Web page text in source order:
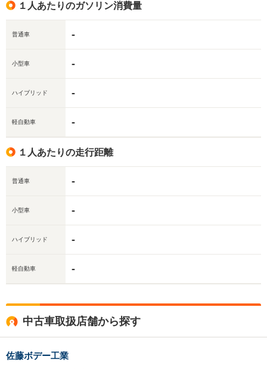
１人あたりのガソリン消費量
普通車 -
小型車 -
ハイブリッド -
軽自動車 -
１人あたりの走行距離
普通車 -
小型車 -
ハイブリッド -
軽自動車 -
中古車取扱店舗から探す
佐藤ボデー工業